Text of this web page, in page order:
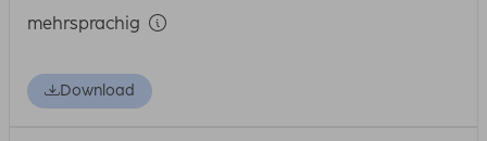
mehrsprachig
Download